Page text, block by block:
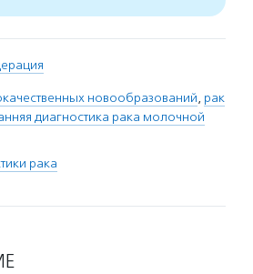
новообразований, рак
диагностика рака молочной
рака